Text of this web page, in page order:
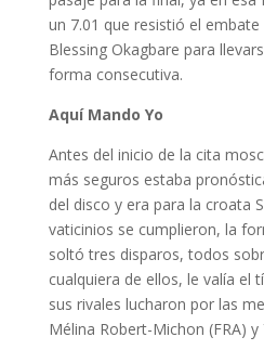
un 7.01 que resistió el
Blessing Okagbare para
forma consecutiva.
Aquí Mando Yo
Antes del inicio de la cita
más seguros estaba
del disco y era para la croata
vaticinios se cumplieron, la
soltó tres disparos, todos
cualquiera de ellos, le valía el
sus rivales lucharon por las
Mélina Robert-Michon (FRA) y